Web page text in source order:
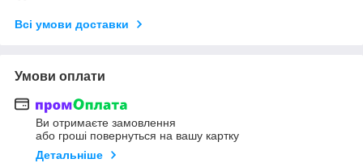
Всі умови доставки
Умови оплати
Ви отримаєте замовлення
або гроші повернуться на вашу картку
Детальніше